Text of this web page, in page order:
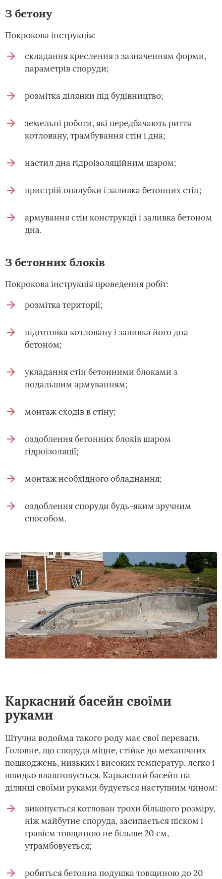
З бетону
Покрокова інструкція:
складання креслення з зазначенням форми,
параметрів споруди;
розмітка ділянки під будівництво;
земельні роботи, які передбачають риття
котловану, трамбування стін і дна;
настил дна гідроізоляційним шаром;
пристрій опалубки і заливка бетонних стін;
армування стін конструкції і заливка бетоном
дна.
З бетонних блоків
Покрокова інструкція проведення робіт:
розмітка території;
підготовка котловану і заливка його дна
бетоном;
укладання стін бетонними блоками з
подальшим армуванням;
монтаж сходів в стіну;
оздоблення бетонних блоків шаром
гідроізоляції;
монтаж необхідного обладнання;
оздоблення споруди будь-яким зручним
способом.
Каркасний басейн своїми
руками
Штучна водойма такого роду має свої переваги.
Головне, що споруда міцне, стійке до механічних
пошкоджень, низьких і високих температур, легко і
швидко влаштовується. Каркасний басейн на
ділянці своїми руками будується наступним чином:
викопується котлован трохи більшого розміру,
ніж майбутнє споруда, засипається піском і
гравієм товщиною не більше 20 см,
утрамбовується;
робиться бетонна подушка товщиною до 20